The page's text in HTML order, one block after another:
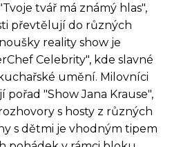
tvář má známý hlas",
převtělují do různých
reality show je
Celebrity", kde slavné
umění. Milovníci
pořad "Show Jana Krause",
s hosty z různých
s dětmi je vhodným tipem